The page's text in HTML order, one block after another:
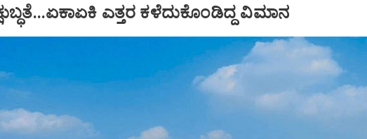
ಎತ್ತರ ಕಳೆದುಕೊಂಡಿದ್ದ ವಿಮಾನ